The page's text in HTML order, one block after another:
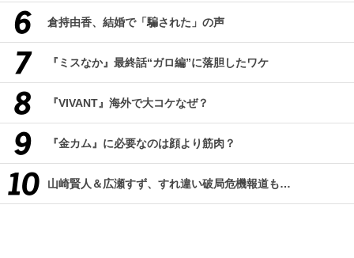
倉持由香、結婚で「騙された」の声
『ミスなか』最終話“ガロ編”に落胆したワケ
『VIVANT』海外で大コケなぜ？
『金カム』に必要なのは顔より筋肉？
山崎賢人＆広瀬すず、すれ違い破局危機報道も…